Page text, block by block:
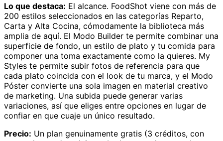
Lo que destaca: El alcance. FoodShot viene con más de
200 estilos seleccionados en las categorías Reparto,
Carta y Alta Cocina, cómodamente la biblioteca más
amplia de aquí. El Modo Builder te permite combinar una
superficie de fondo, un estilo de plato y tu comida para
componer una toma exactamente como la quieres. My
Styles te permite subir fotos de referencia para que
cada plato coincida con el look de tu marca, y el Modo
Póster convierte una sola imagen en material creativo
de marketing. Una subida puede generar varias
variaciones, así que eliges entre opciones en lugar de
confiar en que cuaje un único resultado.
Precio: Un plan genuinamente gratis (3 créditos, con